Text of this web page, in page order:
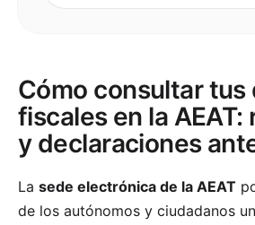
Cómo consultar tus
fiscales en la
y declaraciones
La sede electrónica de la AEAT
de los autónomos y ciudadanos